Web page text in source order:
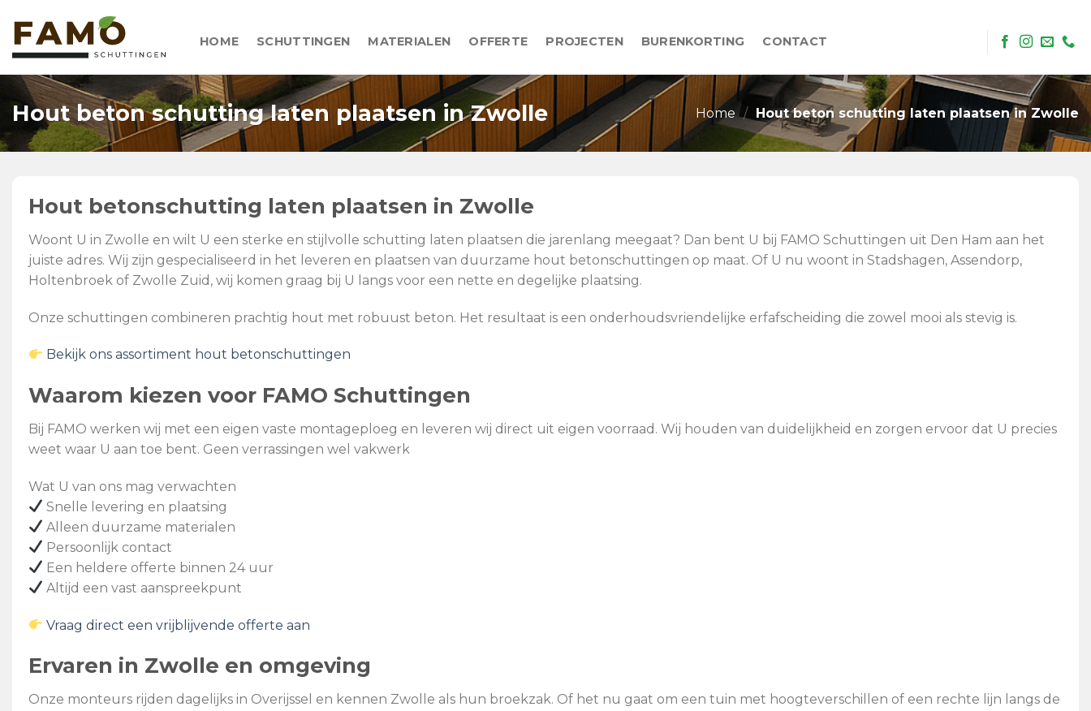
content
HOME SCHUTTINGEN MATERIALEN OFFERTE PROJECTEN BURENKORTING CONTACT
Hout beton schutting laten plaatsen in Zwolle Home / Hout beton schutting laten plaatsen in Zwolle
Hout betonschutting laten plaatsen in Zwolle
Woont U in Zwolle en wilt U een sterke en stijlvolle schutting laten plaatsen die jarenlang meegaat? Dan bent U bij FAMO Schuttingen uit Den Ham aan het
juiste adres. Wij zijn gespecialiseerd in het leveren en plaatsen van duurzame hout betonschuttingen op maat. Of U nu woont in Stadshagen, Assendorp,
Holtenbroek of Zwolle Zuid, wij komen graag bij U langs voor een nette en degelijke plaatsing.
Onze schuttingen combineren prachtig hout met robuust beton. Het resultaat is een onderhoudsvriendelijke erfafscheiding die zowel mooi als stevig is.
Bekijk ons assortiment hout betonschuttingen
Waarom kiezen voor FAMO Schuttingen
Bij FAMO werken wij met een eigen vaste montageploeg en leveren wij direct uit eigen voorraad. Wij houden van duidelijkheid en zorgen ervoor dat U precies
weet waar U aan toe bent. Geen verrassingen wel vakwerk
Wat U van ons mag verwachten
Snelle levering en plaatsing
Alleen duurzame materialen
Persoonlijk contact
Een heldere offerte binnen 24 uur
Altijd een vast aanspreekpunt
Vraag direct een vrijblijvende offerte aan
Ervaren in Zwolle en omgeving
Onze monteurs rijden dagelijks in Overijssel en kennen Zwolle als hun broekzak. Of het nu gaat om een tuin met hoogteverschillen of een rechte lijn langs de